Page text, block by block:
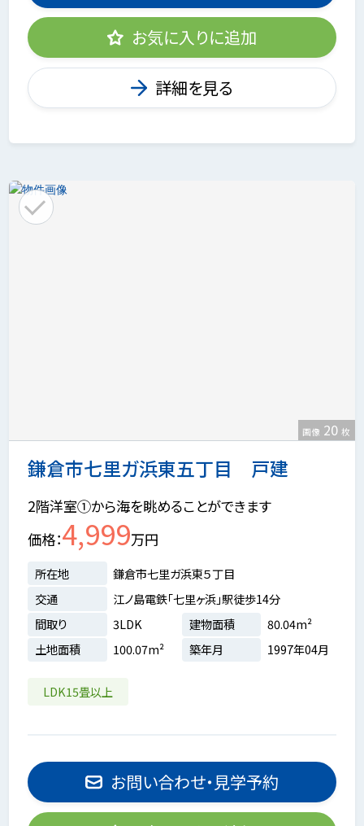
お気に入りに追加
詳細を見る
鎌倉市七里ガ浜東五丁目 戸建
画像 20 枚
2階洋室①から海を眺めることができます
価格 4,999万円
所在地
鎌倉市七里ガ浜東５丁目
交通
江ノ島電鉄「七里ヶ浜」駅徒歩14分
間取り
3LDK 建物面積
80.04m²
土地面積
100.07m² 築年月 1997年04月
LDK15畳以上
お問い合わせ・見学予約